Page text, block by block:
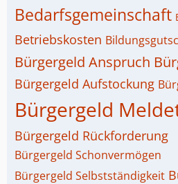
Bedarfsgemeinschaft
Betriebskosten
Bürgergeld Anspruch
Bürgergeld Aufstockung
Bürgergeld
Bürgergeld Rückforderung
Bürgergeld Schonvermögen
Bürgergeld Selbstständigkeit